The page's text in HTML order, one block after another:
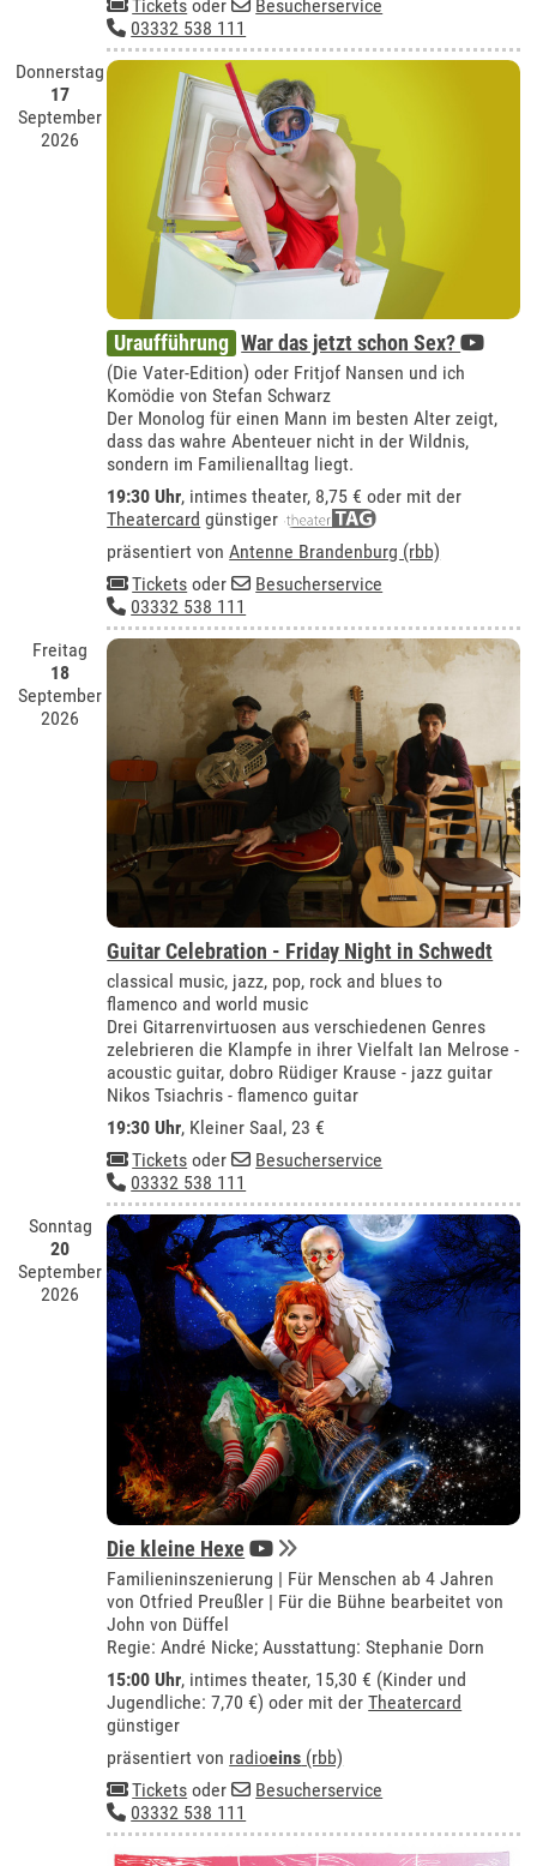
Tickets oder
Besucherservice
03332 538 111
Donnerstag
17
September
2026
Uraufführung War das jetzt schon Sex?
(Die Vater-Edition) oder Fritjof Nansen und ich
Komödie von Stefan Schwarz
Der Monolog für einen Mann im besten Alter zeigt,
dass das wahre Abenteuer nicht in der Wildnis,
sondern im Familienalltag liegt.
19:30 Uhr, intimes theater, 8,75 € oder mit der
Theatercard günstiger
präsentiert vonAntenne Brandenburg (rbb)
Tickets oder
Besucherservice
03332 538 111
Freitag
18
September
2026
Guitar Celebration - Friday Night in Schwedt
classical music, jazz, pop, rock and blues to
flamenco and world music
Drei Gitarrenvirtuosen aus verschiedenen Genres
zelebrieren die Klampfe in ihrer Vielfalt Ian Melrose -
acoustic guitar, dobro Rüdiger Krause - jazz guitar
Nikos Tsiachris - flamenco guitar
19:30 Uhr, Kleiner Saal , 23 €
Tickets oder
Besucherservice
03332 538 111
Sonntag
20
September
2026
Die kleine Hexe
Familieninszenierung | Für Menschen ab 4 Jahren
von Otfried Preußler | Für die Bühne bearbeitet von
John von Düffel
Regie: André Nicke; Ausstattung: Stephanie Dorn
15:00 Uhr, intimes theater, 15,30 € (Kinder und
Jugendliche: 7,70 €) oder mit derTheatercard
günstiger
präsentiert von radioeins (rbb)
Tickets oder
Besucherservice
03332 538 111